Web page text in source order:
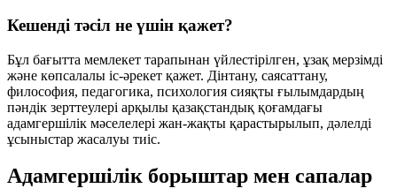
Кешенді тәсіл не үшін қажет?
Бұл бағытта мемлекет тарапынан үйлестірілген, ұзақ мерзімді
және көпсалалы іс-әрекет қажет. Дінтану, саясаттану,
философия, педагогика, психология сияқты ғылымдардың
пәндік зерттеулері арқылы қазақстандық қоғамдағы
адамгершілік мәселелері жан-жақты қарастырылып, дәлелді
ұсыныстар жасалуы тиіс.
Адамгершілік борыштар мен сапалар